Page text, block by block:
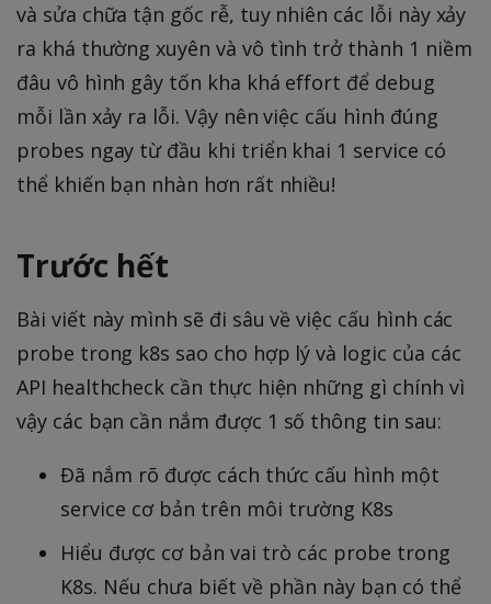
và sửa chữa tận gốc rễ, tuy nhiên các lỗi này xảy
ra khá thường xuyên và vô tình trở thành 1 niềm
đâu vô hình gây tốn kha khá effort để debug
mỗi lần xảy ra lỗi. Vậy nên việc cấu hình đúng
probes ngay từ đầu khi triển khai 1 service có
thể khiến bạn nhàn hơn rất nhiều!
Trước hết
Bài viết này mình sẽ đi sâu về việc cấu hình các
probe trong k8s sao cho hợp lý và logic của các
API healthcheck cần thực hiện những gì chính vì
vậy các bạn cần nắm được 1 số thông tin sau:
Đã nắm rõ được cách thức cấu hình một
service cơ bản trên môi trường K8s
Hiểu được cơ bản vai trò các probe trong
K8s. Nếu chưa biết về phần này bạn có thể